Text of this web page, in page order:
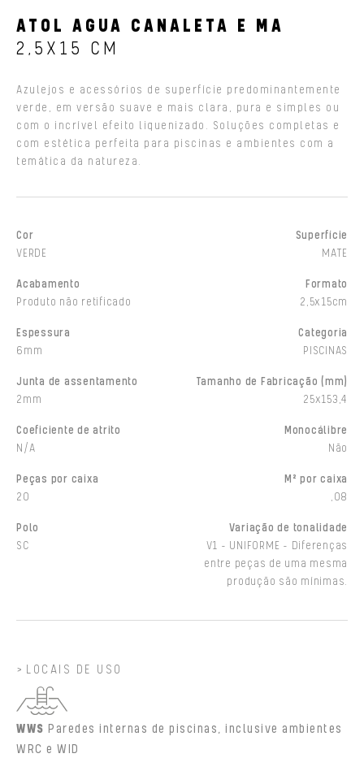
ATOL AGUA CANALETA E MA
2,5X15 CM
Azulejos e acessórios de superfície predominantemente
verde, em versão suave e mais clara, pura e simples ou
com o incrível efeito liquenizado. Soluções completas e
com estética perfeita para piscinas e ambientes com a
temática da natureza.
Cor
VERDE
Superfície
MATE
Acabamento
Produto não retificado
Formato
2,5x15cm
Espessura
6mm
Categoria
PISCINAS
Junta de assentamento
2mm
Tamanho de Fabricação (mm)
25x153,4
Coeficiente de atrito
N/A
Monocálibre
Não
Peças por caixa
20
M² por caixa
,08
Polo
SC
Variação de tonalidade
V1 - UNIFORME - Diferenças
entre peças de uma mesma
produção são mínimas.
LOCAIS DE USO
WWS Paredes internas de piscinas, inclusive ambientes
WRC e WID